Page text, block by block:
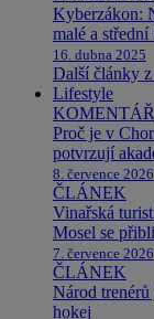
Kyberzákon:
malé a
16. dubna 2025
Další články
Lifestyle
KOMENTÁŘ
Proč je v
potvrzují
8. července 2026
ČLÁNEK
Vinařská
Mosel se
7. července 2026
ČLÁNEK
Národ
hokej